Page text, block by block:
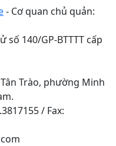
- Cơ quan chủ quản:
140/GP-BTTTT cấp
Trào, phường Minh
/ Fax: